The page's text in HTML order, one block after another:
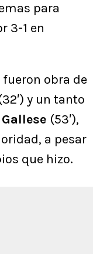
para
3-1 en
fueron obra de
y un tanto
(53′),
a pesar
que hizo.